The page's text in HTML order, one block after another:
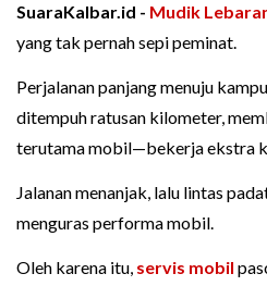
SuaraKalbar.id - Mudik
yang tak pernah sepi peminat.
Perjalanan panjang menuju
ditempuh ratusan kilometer,
terutama mobil—bekerja ekstra
Jalanan menanjak, lalu lintas
menguras performa mobil.
Oleh karena itu, servis mobil